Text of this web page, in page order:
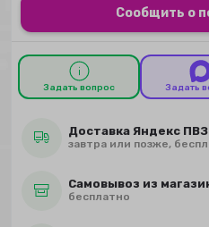
Сообщить о
Задать вопрос Задать
Доставка Яндекс ПВЗ
завтра или позже,
Самовывоз из
бесплатно